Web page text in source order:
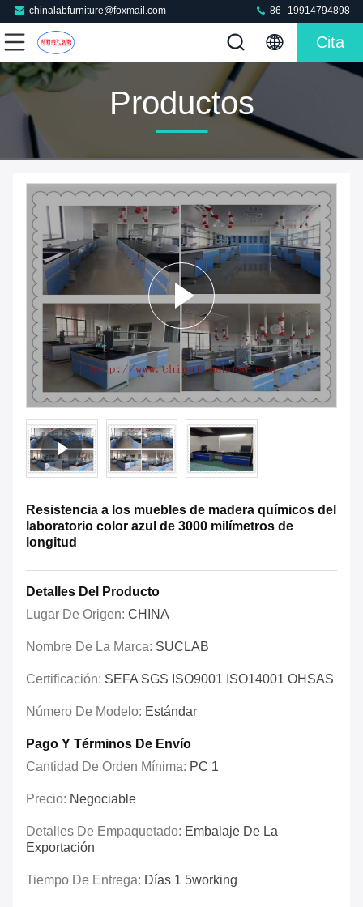
chinalabfurniture@foxmail.com 86--19914794898
Cita
Productos
Resistencia a los muebles de madera químicos del
laboratorio color azul de 3000 milímetros de
longitud
Detalles Del Producto
Lugar De Origen: CHINA
Nombre De La Marca: SUCLAB
Certificación: SEFA SGS ISO9001 ISO14001 OHSAS
Número De Modelo: Estándar
Pago Y Términos De Envío
Cantidad De Orden Mínima: PC 1
Precio: Negociable
Detalles De Empaquetado: Embalaje De La
Exportación
Tiempo De Entrega: Días 1 5working